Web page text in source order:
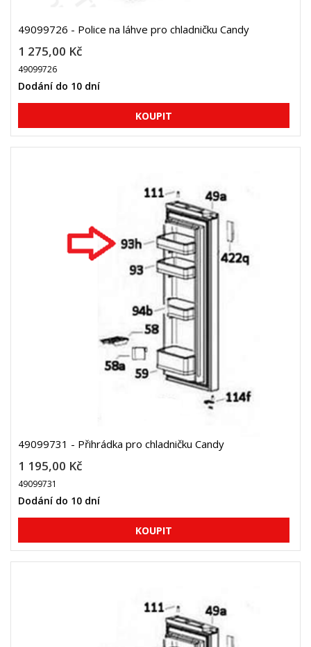
49099726 - Police na láhve pro chladničku Candy
1 275,00 Kč
49099726
Dodání do 10 dní
49099731 - Přihrádka pro chladničku Candy
1 195,00 Kč
49099731
Dodání do 10 dní